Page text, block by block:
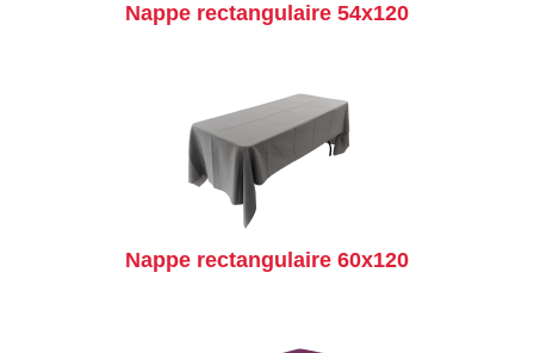
Nappe rectangulaire 54x120
Nappe rectangulaire 60x120